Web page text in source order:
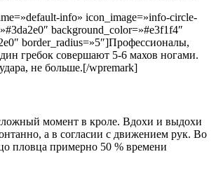
info» icon_image=»info-circle-
background_color=»#e3f1f4″
border_radius=»5″]Профессионалы,
гребок совершают 5-6 махов ногами.
не больше.[/wpremark]
момент в кроле. Вдохи и выдохи
а в согласии с движением рук. Во
пловца примерно 50 % времени